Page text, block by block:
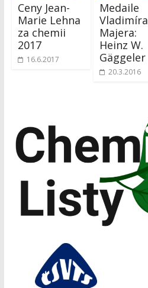
Ceny Jean-
Marie Lehna
za chemii
2017
16.6.2017
Medaile
Vladimíra
Majera:
Heinz W.
Gäggeler
20.3.2016